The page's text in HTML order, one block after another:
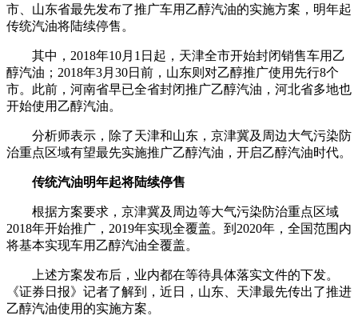
市、山东省最先发布了推广车用乙醇汽油的实施方案，明年起
传统汽油将陆续停售。
其中，2018年10月1日起，天津全市开始封闭销售车用乙
醇汽油；2018年3月30日前，山东则对乙醇推广使用先行8个
市。此前，河南省早已全省封闭推广乙醇汽油，河北省多地也
开始使用乙醇汽油。
分析师表示，除了天津和山东，京津冀及周边大气污染防
治重点区域有望最先实施推广乙醇汽油，开启乙醇汽油时代。
传统汽油明年起将陆续停售
根据方案要求，京津冀及周边等大气污染防治重点区域
2018年开始推广，2019年实现全覆盖。到2020年，全国范围内
将基本实现车用乙醇汽油全覆盖。
上述方案发布后，业内都在等待具体落实文件的下发。
《证券日报》记者了解到，近日，山东、天津最先传出了推进
乙醇汽油使用的实施方案。